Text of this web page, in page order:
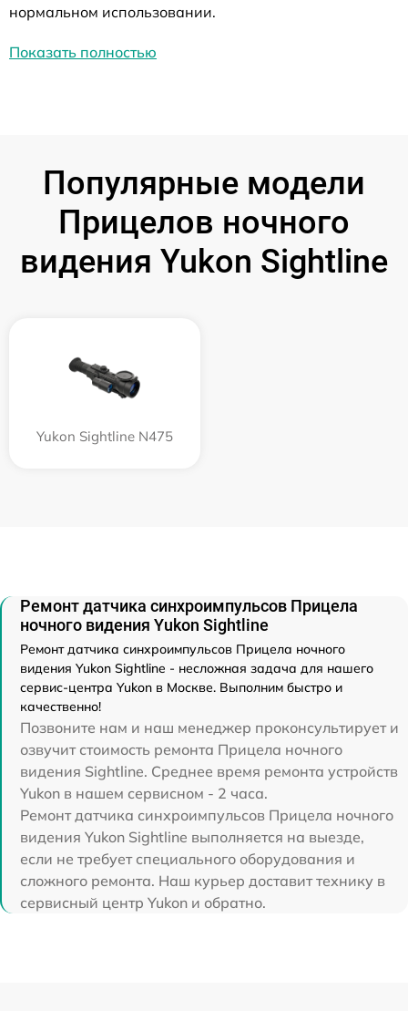
нормальном использовании.
Показать полностью
Популярные модели
Прицелов ночного
видения Yukon Sightline
Yukon Sightline N475
Ремонт датчика синхроимпульсов Прицела
ночного видения Yukon Sightline
Ремонт датчика синхроимпульсов Прицела ночного
видения Yukon Sightline - несложная задача для нашего
сервис-центра Yukon в Москве. Выполним быстро и
качественно!
Позвоните нам и наш менеджер проконсультирует и
озвучит стоимость ремонта Прицела ночного
видения Sightline. Среднее время ремонта устройств
Yukon в нашем сервисном - 2 часа.
Ремонт датчика синхроимпульсов Прицела ночного
видения Yukon Sightline выполняется на выезде,
если не требует специального оборудования и
сложного ремонта. Наш курьер доставит технику в
сервисный центр Yukon и обратно.